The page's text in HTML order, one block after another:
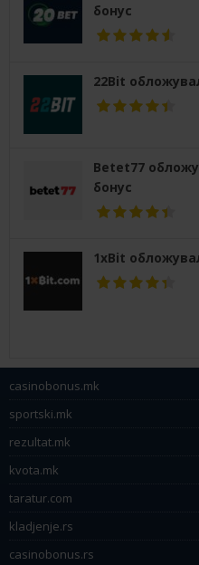
бонус
22Bit
Betet77
бонус
1xBit
casinobonus.mk
sportski.mk
rezultat.mk
kvota.mk
taratur.com
kladjenje.rs
casinobonus.rs